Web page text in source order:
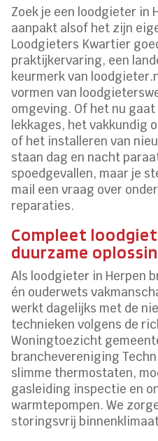
Zoek je een loodgieter in
aanpakt alsof het zijn
Loodgieters Kwartier
praktijkervaring, een
keurmerk van
vormen van
omgeving. Of het nu
lekkages, het vakkundig
of het installeren van
staan dag en nacht
spoedgevallen, maar je
mail een vraag over
reparaties.
Compleet
duurzame
Als loodgieter in Herpen
én ouderwets
werkt dagelijks met de
technieken volgens de
Woningtoezicht
branchevereniging
slimme thermostaten,
gasleiding inspectie en
warmtepompen. We
storingsvrij